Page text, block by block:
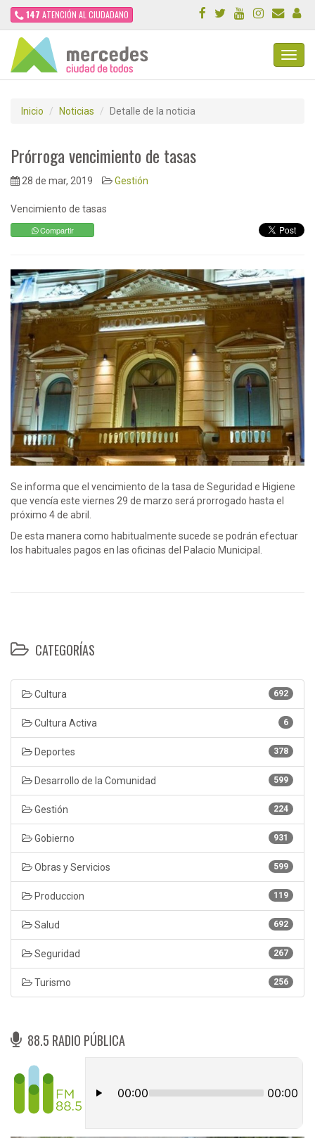
147 ATENCIÓN AL CIUDADANO
Inicio Noticias Detalle de la noticia
Prórroga vencimiento de tasas
28 de mar, 2019 Gestión
Vencimiento de tasas
Compartir
Se informa que el vencimiento de la tasa de Seguridad e Higiene
que vencía este viernes 29 de marzo será prorrogado hasta el
próximo 4 de abril.
De esta manera como habitualmente sucede se podrán efectuar
los habituales pagos en las oficinas del Palacio Municipal.
CATEGORÍAS
692
Cultura
6
Cultura Activa
378
Deportes
599
Desarrollo de la Comunidad
224
Gestión
931
Gobierno
599
Obras y Servicios
119
Produccion
692
Salud
267
Seguridad
256
Turismo
88.5 RADIO PÚBLICA